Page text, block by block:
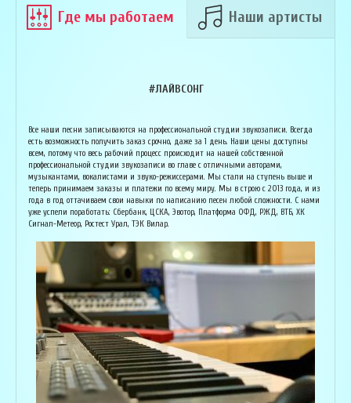
Где мы работаем Наши артисты
#ЛАЙВСОНГ
Все наши песни записываются на профессиональной студии звукозаписи. Всегда
есть возможность получить заказ срочно, даже за 1 день. Наши цены доступны
всем, потому что весь рабочий процесс происходит на нашей собственной
профессиональной студии звукозаписи во главе с отличными авторами,
музыкантами, вокалистами и звуко-режиссерами. Мы стали на ступень выше и
теперь принимаем заказы и платежи по всему миру. Мы в строю с 2013 года, и из
года в год оттачиваем свои навыки по написанию песен любой сложности. С нами
уже успели поработать: Сбербанк, ЦСКА, Эвотор, Платформа ОФД, РЖД, ВТБ, ХК
Сигнал-Метеор, Ростест Урал, ТЭК Вилар.
Армен Алавердян
Основатель организации "Лайвсонг". С детства занимается музыкой, пишет
аранжировки, делает сведение и мастеринг на профессиональном уровне.
Может сделать коммерческий звук даже по записи с диктофона :) Состоит в
дуэте "Ag Jan", и выступает на концертах по всей России. Снимает клипы
вместе со своими музыкантами, и они собирают более 1 млн. просмотров на
ютубе! В основном пишет песни о любви, семье и ценностях жизни. Армен
сделает из вашей истории настоящую конфетку, обращайтесь!
Исполнитель, звукорежиссёр